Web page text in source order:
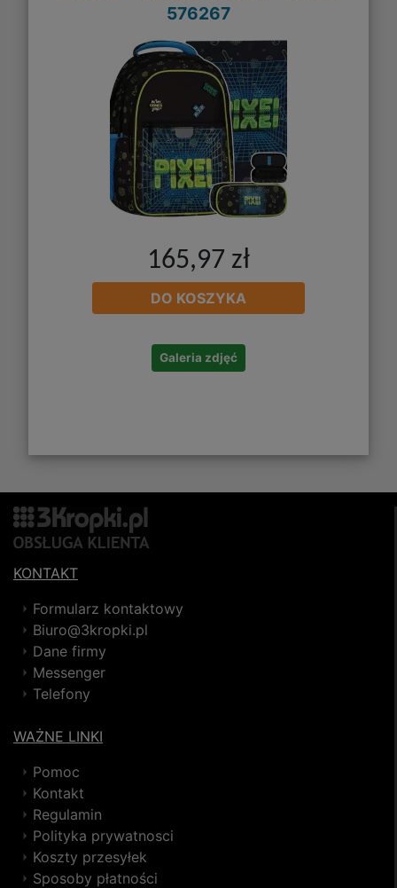
576267
165,97 zł
DO KOSZYKA
Galeria zdjęć
KONTAKT
Formularz kontaktowy
Biuro@3kropki.pl
Dane firmy
Messenger
Telefony
WAŻNE LINKI
Pomoc
Kontakt
Regulamin
Polityka prywatnosci
Koszty przesyłek
Sposoby płatności